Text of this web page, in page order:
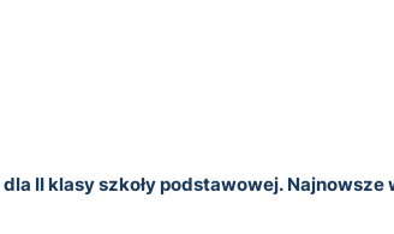
II klasy szkoły podstawowej.